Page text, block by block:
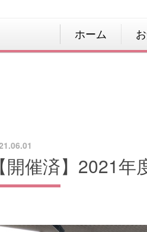
ホーム
【開催済】2021